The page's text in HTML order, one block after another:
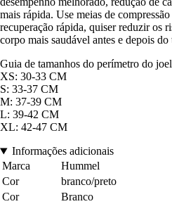
mais rápida. Use meias de
recuperação rápida, quiser reduzir os
corpo mais saudável antes e depois do
Guia de tamanhos do perímetro do
XS: 30-33 CM
S: 33-37 CM
M: 37-39 CM
L: 39-42 CM
XL: 42-47 CM
Informações adicionais
Marca
Hummel
Cor
branco/preto
Cor
Branco